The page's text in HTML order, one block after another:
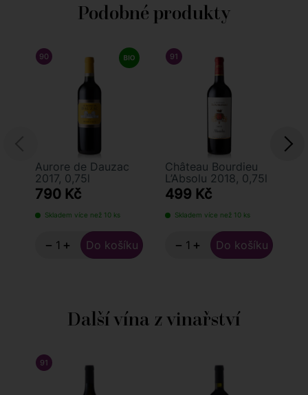
Podobné produkty
90 WINE ENTHUSIAST
Aurore de Dauzac
2017, 0,75l
790 Kč
Skladem více než 10 ks
− +
91 JAMES SUCKLING
Château Bourdieu
L’Absolu 2018, 0,75l
499 Kč
Skladem více než 10 ks
− +
Další vína z vinařství
91